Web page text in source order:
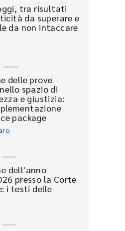
tra risultati
da superare e
da non intaccare
delle prove
spazio di
e giustizia:
package
dell'anno
presso la Corte
i testi delle